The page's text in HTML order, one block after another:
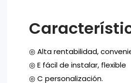
◎ Alta rentabilidad,
◎E fácil de instalar, flexible
◎C personalización.